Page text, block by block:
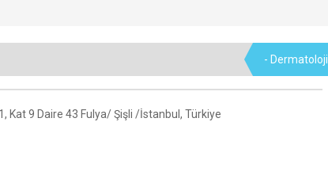
- Dermatoloji
Kat 9 Daire 43 Fulya/ Şişli /İstanbul, Türkiye